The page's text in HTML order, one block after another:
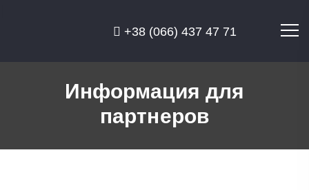
+38 (066) 437 47 71
Информация для
партнеров